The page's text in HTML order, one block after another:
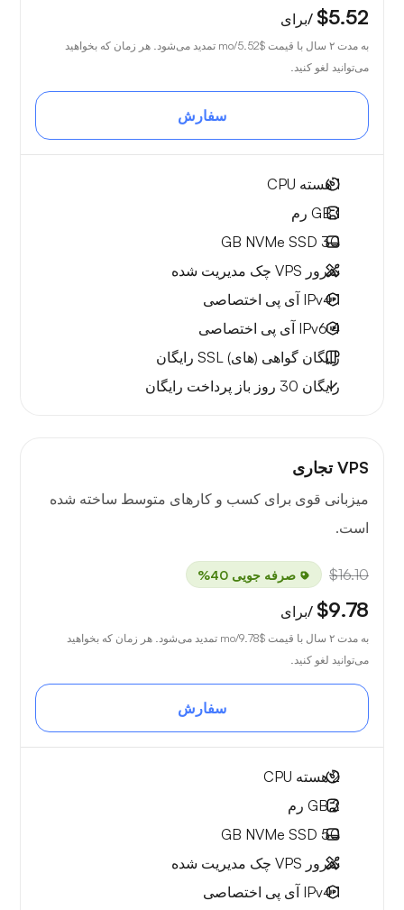
$5.52 /برای
به مدت ۲ سال با قیمت $5.52
/mo تمدید می‌شود. هر زمان که بخواهید
می‌توانید لغو کنید.
سفارش
1هسته CPU
1 GB
رم
30 GB
NVMe SSD
سرور VPS چک مدیریت شده
1 IPv4
آی پی اختصاصی
4 IPv6
آی پی اختصاصی
رایگان گواهی (های) SSL رایگان
رایگان
باز پرداخت رایگان
VPS تجاری
میزبانی قوی برای کسب و کارهای متوسط ساخته شده
است.
$16.10 صرفه جویی 40%
$9.78 /برای
به مدت ۲ سال با قیمت $9.78
/mo تمدید می‌شود. هر زمان که بخواهید
می‌توانید لغو کنید.
سفارش
2هسته CPU
2 GB
رم
50 GB
NVMe SSD
سرور VPS چک مدیریت شده
1 IPv4
آی پی اختصاصی